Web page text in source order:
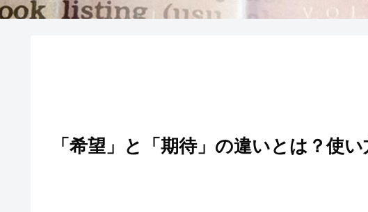
「希望」と「期待」の違いとは？使